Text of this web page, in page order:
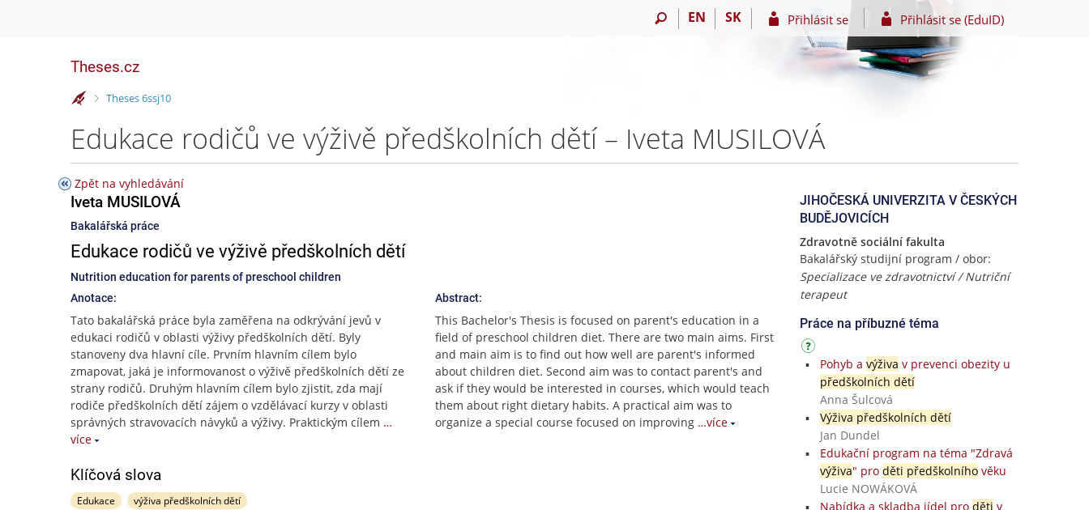
EN SK Přihlásit se Přihlásit se (EduID)
Theses.cz
>
Theses 6ssj10
Edukace rodičů ve výživě předškolních dětí – Iveta MUSILOVÁ
Zpět na vyhledávání
Iveta MUSILOVÁ
Bakalářská práce
Edukace rodičů ve výživě předškolních dětí
Nutrition education for parents of preschool children
Anotace:
Tato bakalářská práce byla zaměřena na odkrývání jevů v
edukaci rodičů v oblasti výživy předškolních dětí. Byly
stanoveny dva hlavní cíle. Prvním hlavním cílem bylo
zmapovat, jaká je informovanost o výživě předškolních dětí ze
strany rodičů. Druhým hlavním cílem bylo zjistit, zda mají
rodiče předškolních dětí zájem o vzdělávací kurzy v oblasti
správných stravovacích návyků a výživy. Praktickým cílem …
více
Abstract:
This Bachelor's Thesis is focused on parent's education in a
field of preschool children diet. There are two main aims. First
and main aim is to find out how well are parent's informed
about children diet. Second aim was to contact parent's and
ask if they would be interested in courses, which would teach
them about right dietary habits. A practical aim was to
organize a special course focused on improving …více
Klíčová slova
Edukace výživa předškolních dětí
JIHOČESKÁ UNIVERZITA V ČESKÝCH
BUDĚJOVICÍCH
Zdravotně sociální fakulta
Bakalářský studijní program / obor:
Specializace ve zdravotnictví / Nutriční
terapeut
Práce na příbuzné téma
Pohyb a výživa v prevenci obezity u
předškolních dětí
Anna Šulcová
Výživa předškolních dětí
Jan Dundel
Edukační program na téma "Zdravá
výživa" pro děti předškolníhověku
Lucie NOWÁKOVÁ
Nabídka a skladba jídel pro děti v